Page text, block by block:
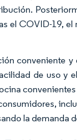
el COVID-19,
conveniente
de uso y
la demanda